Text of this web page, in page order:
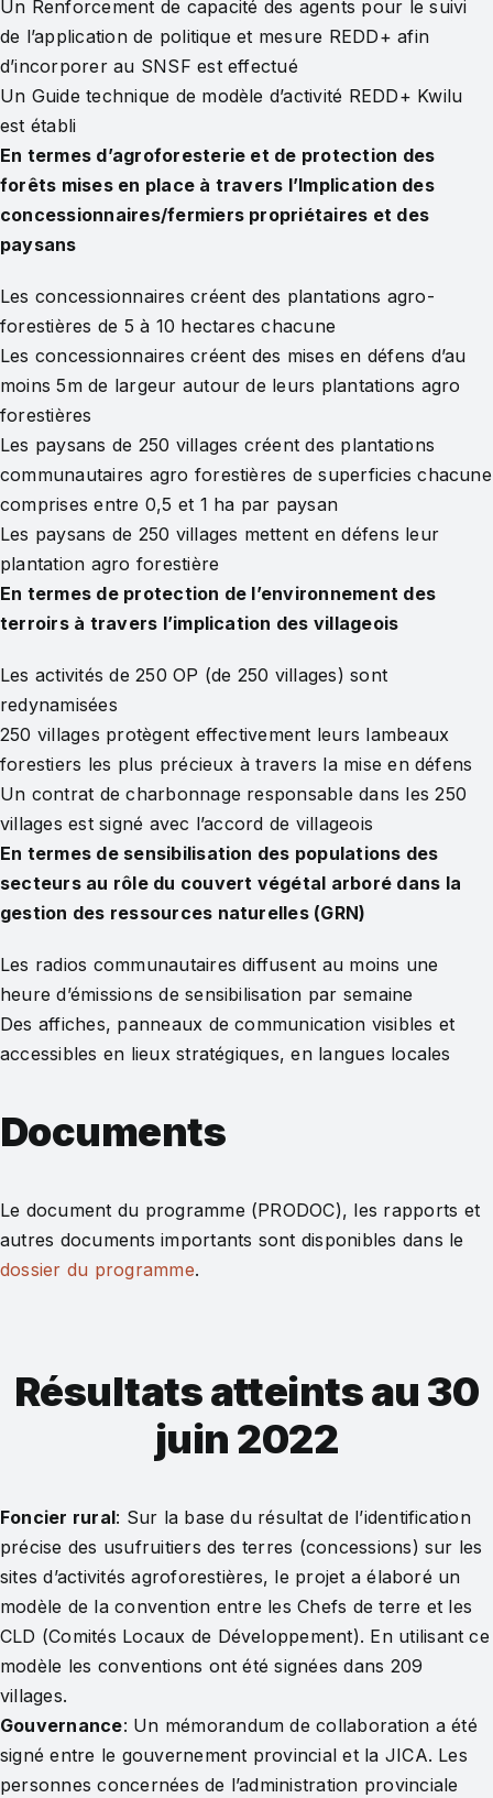
Un Renforcement de capacité des agents pour le suivi
de l’application de politique et mesure REDD+ afin
d’incorporer au SNSF est effectué
Un Guide technique de modèle d’activité REDD+ Kwilu
est établi
En termes d’agroforesterie et de protection des
forêts mises en place à travers l’Implication des
concessionnaires/fermiers propriétaires et des
paysans
Les concessionnaires créent des plantations agro-
forestières de 5 à 10 hectares chacune
Les concessionnaires créent des mises en défens d’au
moins 5m de largeur autour de leurs plantations agro
forestières
Les paysans de 250 villages créent des plantations
communautaires agro forestières de superficies chacune
comprises entre 0,5 et 1 ha par paysan
Les paysans de 250 villages mettent en défens leur
plantation agro forestière
En termes de protection de l’environnement des
terroirs à travers l’implication des villageois
Les activités de 250 OP (de 250 villages) sont
redynamisées
250 villages protègent effectivement leurs lambeaux
forestiers les plus précieux à travers la mise en défens
Un contrat de charbonnage responsable dans les 250
villages est signé avec l’accord de villageois
En termes de sensibilisation des populations des
secteurs au rôle du couvert végétal arboré dans la
gestion des ressources naturelles (GRN)
Les radios communautaires diffusent au moins une
heure d’émissions de sensibilisation par semaine
Des affiches, panneaux de communication visibles et
accessibles en lieux stratégiques, en langues locales
Documents
Le document du programme (PRODOC), les rapports et
autres documents importants sont disponibles dans le
dossier du programme.
Résultats atteints au 30
juin 2022
Foncier rural: Sur la base du résultat de l’identification
précise des usufruitiers des terres (concessions) sur les
sites d’activités agroforestières, le projet a élaboré un
modèle de la convention entre les Chefs de terre et les
CLD (Comités Locaux de Développement). En utilisant ce
modèle les conventions ont été signées dans 209
villages.
Gouvernance: Un mémorandum de collaboration a été
signé entre le gouvernement provincial et la JICA. Les
personnes concernées de l’administration provinciale